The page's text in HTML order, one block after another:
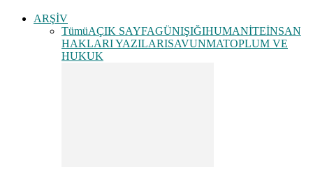
ARŞİV
TümüAÇIK SAYFAGÜNIŞIĞIHUMANİTEİNSAN
HAKLARI YAZILARISAVUNMATOPLUM VE
HUKUK